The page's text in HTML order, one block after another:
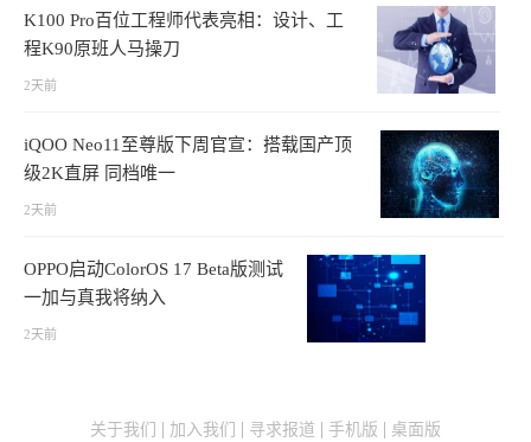
K100 Pro百位工程师代表亮相：设计、工
程K90原班人马操刀
2天前
iQOO Neo11至尊版下周官宣：搭载国产顶
级2K直屏 同档唯一
2天前
OPPO启动ColorOS 17 Beta版测试
一加与真我将纳入
2天前
关于我们 加入我们 寻求报道 手机版 桌面版